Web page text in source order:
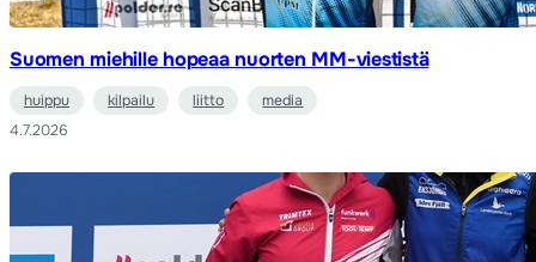
Suomen miehille hopeaa nuorten MM-viestistä
huippu kilpailu liitto
media
4.7.2026